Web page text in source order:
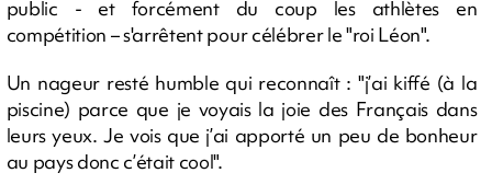
public - et forcément du coup les athlètes en
compétition – s'arrêtent pour célébrer le "roi Léon".
Un nageur resté humble qui reconnaît : "j’ai kiffé (à la
piscine) parce que je voyais la joie des Français dans
leurs yeux. Je vois que j’ai apporté un peu de bonheur
au pays donc c’était cool".